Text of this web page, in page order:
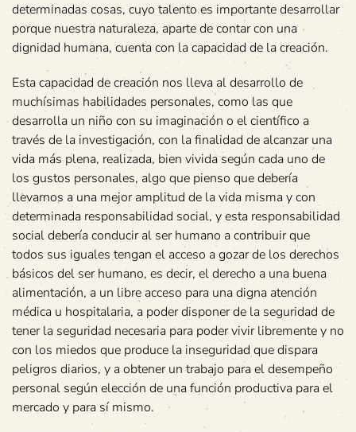
determinadas cosas, cuyo talento es importante desarrollar
porque nuestra naturaleza, aparte de contar con una
dignidad humana, cuenta con la capacidad de la creación.
Esta capacidad de creación nos lleva al desarrollo de
muchísimas habilidades personales, como las que
desarrolla un niño con su imaginación o el científico a
través de la investigación, con la finalidad de alcanzar una
vida más plena, realizada, bien vivida según cada uno de
los gustos personales, algo que pienso que debería
llevarnos a una mejor amplitud de la vida misma y con
determinada responsabilidad social, y esta responsabilidad
social debería conducir al ser humano a contribuir que
todos sus iguales tengan el acceso a gozar de los derechos
básicos del ser humano, es decir, el derecho a una buena
alimentación, a un libre acceso para una digna atención
médica u hospitalaria, a poder disponer de la seguridad de
tener la seguridad necesaria para poder vivir libremente y no
con los miedos que produce la inseguridad que dispara
peligros diarios, y a obtener un trabajo para el desempeño
personal según elección de una función productiva para el
mercado y para sí mismo.